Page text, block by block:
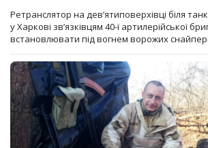
Ретранслятор на дев’ятиповерхівці біля
у Харкові зв’язківцям 40-ї артилерійської
встановлювати під вогнем ворожих